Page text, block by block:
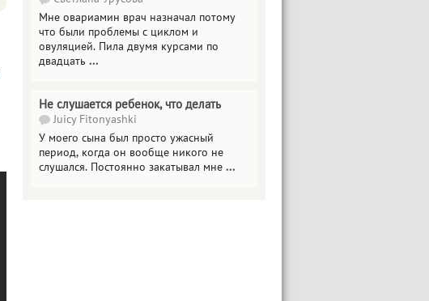
Мне овариамин врач назначал потому
что были проблемы с циклом и
овуляцией. Пила двумя курсами по
двадцать ...
Не слушается ребенок, что делать
Juicy Fitonyashki
У моего сына был просто ужасный
период, когда он вообще никого не
слушался. Постоянно закатывал мне ...